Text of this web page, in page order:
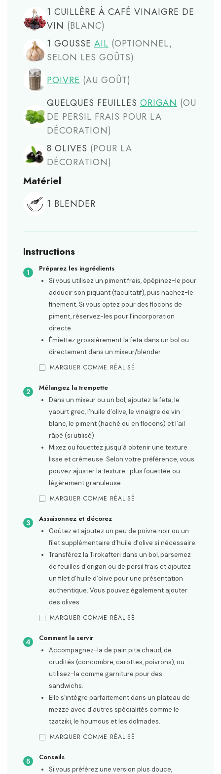
1 CUILLÈRE À CAFÉ VINAIGRE DE
VIN (BLANC)
1 GOUSSE AIL (OPTIONNEL,
SELON LES GOÛTS)
POIVRE (AU GOÛT)
QUELQUES FEUILLES ORIGAN (OU
DE PERSIL FRAIS POUR LA
DÉCORATION)
8 OLIVES (POUR LA
DÉCORATION)
Matériel
1 BLENDER
Instructions
Préparez les ingrédients
Si vous utilisez un piment frais, épépinez-le pour
adoucir son piquant (facultatif), puis hachez-le
finement. Si vous optez pour des flocons de
piment, réservez-les pour l’incorporation
directe.
Émiettez grossièrement la feta dans un bol ou
directement dans un mixeur/blender.
MARQUER COMME RÉALISÉ
Mélangez la trempette
Dans un mixeur ou un bol, ajoutez la feta, le
yaourt grec, l’huile d’olive, le vinaigre de vin
blanc, le piment (haché ou en flocons) et l’ail
râpé (si utilisé).
Mixez ou fouettez jusqu’à obtenir une texture
lisse et crémeuse. Selon votre préférence, vous
pouvez ajuster la texture : plus fouettée ou
légèrement granuleuse.
MARQUER COMME RÉALISÉ
Assaisonnez et décorez
Goûtez et ajoutez un peu de poivre noir ou un
filet supplémentaire d’huile d’olive si nécessaire.
Transférez la Tirokafteri dans un bol, parsemez
de feuilles d’origan ou de persil frais et ajoutez
un filet d’huile d’olive pour une présentation
authentique. Vous pouvez également ajouter
des olives
MARQUER COMME RÉALISÉ
Comment la servir
Accompagnez-la de pain pita chaud, de
crudités (concombre, carottes, poivrons), ou
utilisez-la comme garniture pour des
sandwichs.
Elle s’intègre parfaitement dans un plateau de
mezze avec d’autres spécialités comme le
tzatziki, le houmous et les dolmades.
MARQUER COMME RÉALISÉ
Conseils
Si vous préférez une version plus douce,